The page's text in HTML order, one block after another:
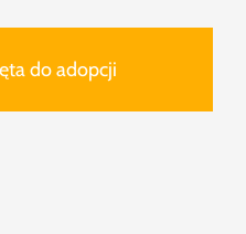
do adopcji